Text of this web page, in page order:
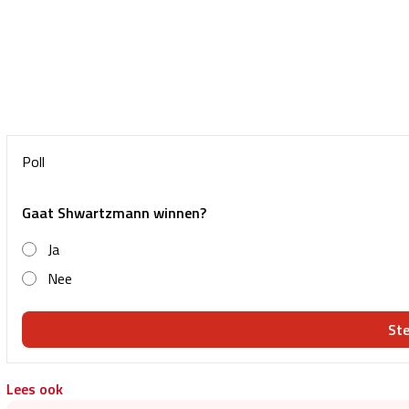
Poll
Gaat Shwartzmann winnen?
Ja
Nee
Lees ook